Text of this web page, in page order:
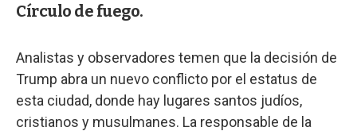
Círculo de fuego.
Analistas y observadores temen que la decisión de
Trump abra un nuevo conflicto por el estatus de
esta ciudad, donde hay lugares santos judíos,
cristianos y musulmanes. La responsable de la